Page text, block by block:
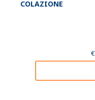
COLAZIONE
€